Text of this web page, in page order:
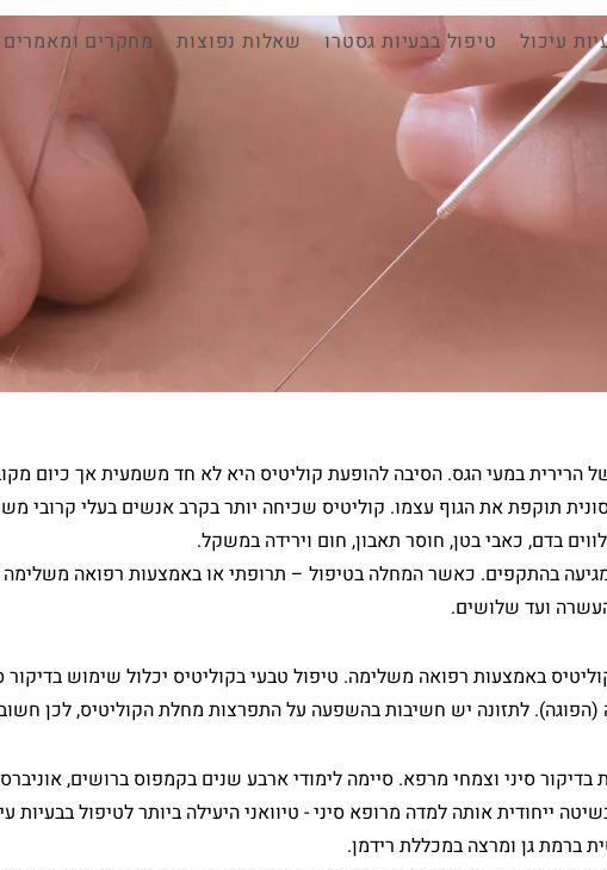
עיכול טיפול בבעיות גסטרו שאלות נפוצות מחקרים ומאמרים
הרירית במעי הגס. הסיבה להופעת קוליטיס היא לא חד משמעית אך כיום
תוקפת את הגוף עצמו. קוליטיס שכיחה יותר בקרב אנשים בעלי קרובי
בדם, כאבי בטן, חוסר תאבון, חום וירידה במשקל.
בהתקפים. כאשר המחלה בטיפול – תרופתי או באמצעות רפואה משלימה
ועד שלושים.
באמצעות רפואה משלימה. טיפול טבעי בקוליטיס יכלול שימוש בדיקור
(הפוגה). לתזונה יש חשיבות בהשפעה על התפרצות מחלת הקוליטיס, לכן
סיני וצמחי מרפא. סיימה לימודי ארבע שנים בקמפוס ברושים,
ייחודית אותה למדה מרופא סיני - טיוואני היעילה ביותר לטיפול בבעיות
ברמת גן ומרצה במכללת רידמן.